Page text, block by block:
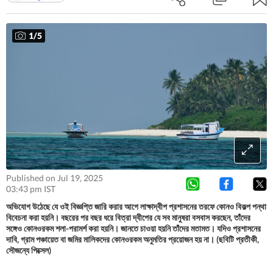
1/5
Published on Jul 19, 2025
03:43 pm IST
অভিযোগ উঠেছে যে ওই বিজ্ঞপ্তি জারি করার আগে লাক্ষাদ্বীপ প্রশাসনের তরফে কোনও বিকল্প পন্থা
বিবেচনা করা হয়নি। বছরের পর বছর ধরে বিত্রা দ্বীপের যে সব মানুষরা বসবাস করছেন, তাঁদের
সঙ্গেও কোনওরকম শলা-পরামর্শ করা হয়নি। জানতে চাওয়া হয়নি তাঁদের মতামত। যদিও প্রশাসনের
দাবি, গ্রাম পঞ্চায়েত বা জমির মালিকদের কোনওরকম অনুমতির প্রয়োজন হয় না। (ছবিটি প্রতীকী,
সৌজন্যে পিক্সেল)